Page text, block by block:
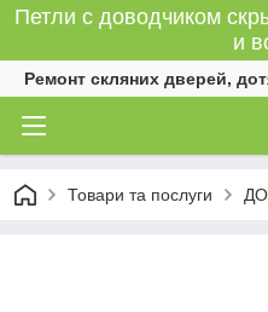
Петли с доводчиком
и
Ремонт скляних дверей,
Товари та послуги